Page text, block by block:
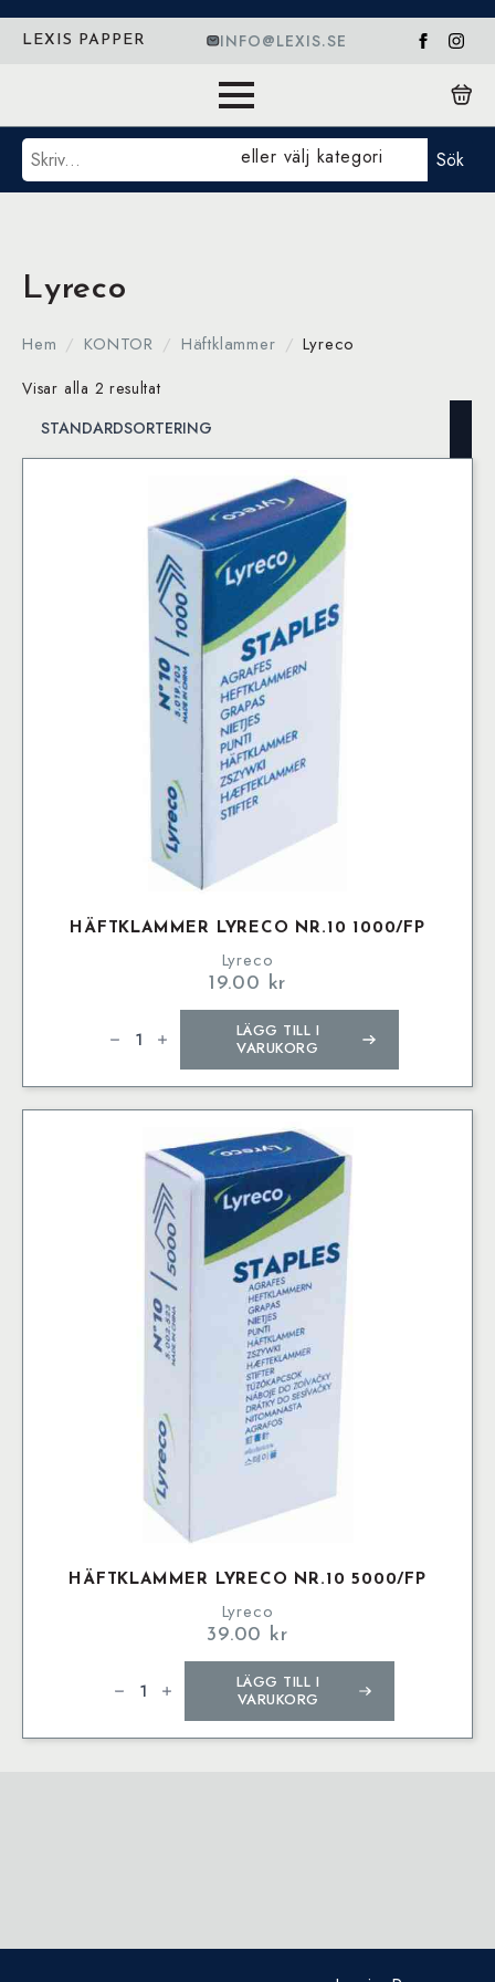
LEXIS PAPPER INFO@LEXIS.SE
Sök eller välj kategori Sök
Lyreco
Hem KONTOR Häftklammer Lyreco
Visar alla 2 resultat
HÄFTKLAMMER LYRECO NR.10 1000/FP
Lyreco
19.00 kr
Häftklammer
LYRECO
nr.10
LÄGG TILL I
VARUKORG
HÄFTKLAMMER LYRECO NR.10 5000/FP
Lyreco
39.00 kr
Häftklammer
LYRECO
nr.10
LÄGG TILL I
VARUKORG